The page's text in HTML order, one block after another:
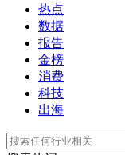
热点
数据
报告
金榜
消费
科技
出海